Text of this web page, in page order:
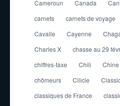
Cameroun
Canada
carnets
carnets de voyage
Cavalle
Cayenne
Charles X
chasse au 29
chiffres-taxe
Chili Chine
chômeurs
Cilicie
classiques de France